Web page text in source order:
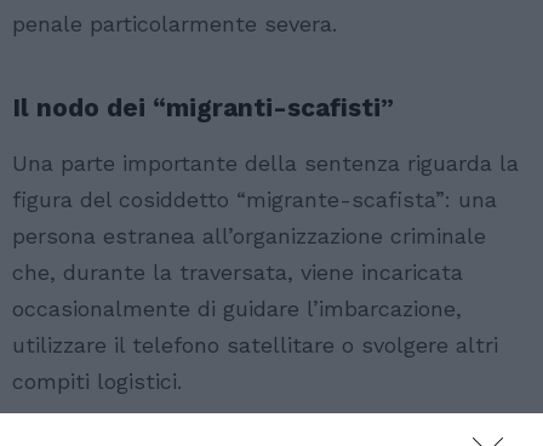
penale particolarmente severa.
Il nodo dei “migranti-scafisti”
Una parte importante della sentenza riguarda la
figura del cosiddetto “migrante-scafista”: una
persona estranea all’organizzazione criminale
che, durante la traversata, viene incaricata
occasionalmente di guidare l’imbarcazione,
utilizzare il telefono satellitare o svolgere altri
compiti logistici.